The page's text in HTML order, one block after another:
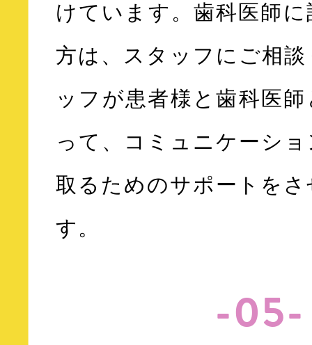
けています。歯科医師
方は、スタッフにご相
ッフが患者様と歯科医
って、コミュニケーシ
取るためのサポートを
す。
-05-